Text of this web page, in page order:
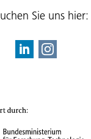
Sie uns hier: